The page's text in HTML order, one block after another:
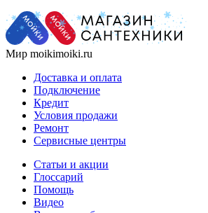
Мир moikimoiki.ru
Доставка и оплата
Подключение
Кредит
Условия продажи
Ремонт
Сервисные центры
Статьи и акции
Глоссарий
Помощь
Видео